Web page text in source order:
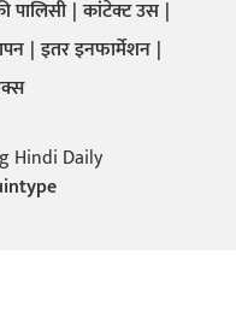
पालिसी कांटेक्ट उस
इतर इनफार्मेशन
Hindi Daily